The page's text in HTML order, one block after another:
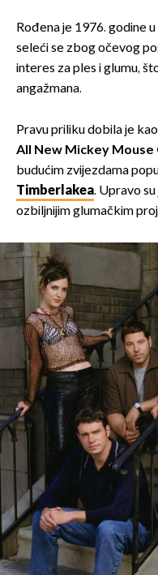
Rođena je 1976. godine
seleći se zbog očevog
interes za ples i glumu,
angažmana.
Pravu priliku dobila je
All New Mickey Mouse
budućim zvijezdama
Timberlakea. Upravo
ozbiljnijim glumačkim